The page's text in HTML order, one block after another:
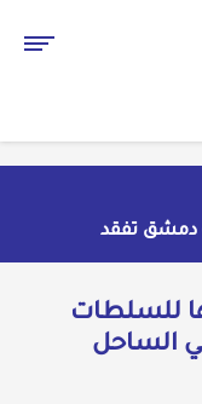
دمشق تفقد
بوساطة
في قرية
للسلطات
الساحل